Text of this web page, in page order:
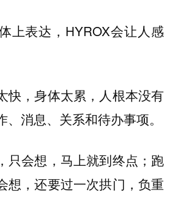
上表达，HYROX会让人感
快，身体太累，人根本没有
消息、关系和待办事项。
只会想，马上就到终点；跑
想，还要过一次拱门，负重